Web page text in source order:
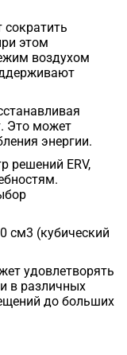
сократить
этом
воздухом
Это может
энергии.
решений ERV,
см3 (кубический
удовлетворять
в различных
до больших